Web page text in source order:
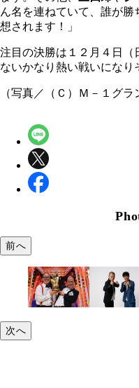
ん名を連ねていて、誰が
想されます！」
注目の決勝は１２月４日
ないかなり熱い戦いになり
（写真／（Ｃ）Ｍ－１グラ
前へ
次へ